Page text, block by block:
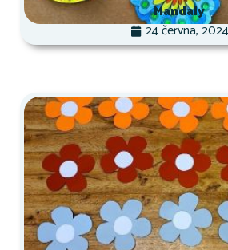
Mandaly
24 června, 2024